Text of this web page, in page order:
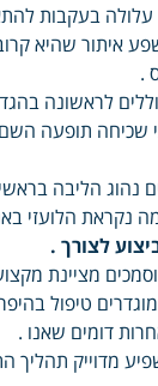
עלולה בעקבות
איתור שהיא
.
לראשונה
שכיחה תופעה
נהוג הליבה
נקראת הלועזי
לצורך .
מציינת
טיפול
דומים שאנו .
מדוייק תהליך